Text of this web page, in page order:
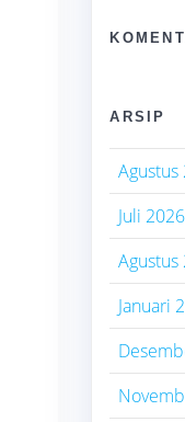
ARSIP
Agustus
Juli 2026
Agustus
Januari